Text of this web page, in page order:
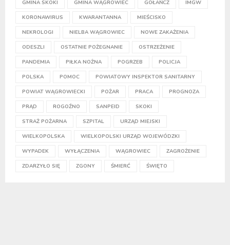
GMINA SKOKI GMINA WĄGROWIEC GOŁAŃCZ IMGW
KORONAWIRUS KWARANTANNA MIEŚCISKO
NEKROLOGI NIELBA WĄGROWIEC NOWE ZAKAŻENIA
ODESZLI OSTATNIE POŻEGNANIE OSTRZEŻENIE
PANDEMIA PIŁKA NOŻNA POGRZEB POLICJA
POLSKA POMOC POWIATOWY INSPEKTOR SANITARNY
POWIAT WĄGROWIECKI POŻAR PRACA PROGNOZA
PRĄD ROGOŹNO SANPEID SKOKI
STRAŻ POŻARNA SZPITAL URZĄD MIEJSKI
WIELKOPOLSKA WIELKOPOLSKI URZĄD WOJEWÓDZKI
WYPADEK WYŁĄCZENIA WĄGROWIEC ZAGROŻENIE
ZDARZYŁO SIĘ ZGONY ŚMIERĆ ŚWIĘTO